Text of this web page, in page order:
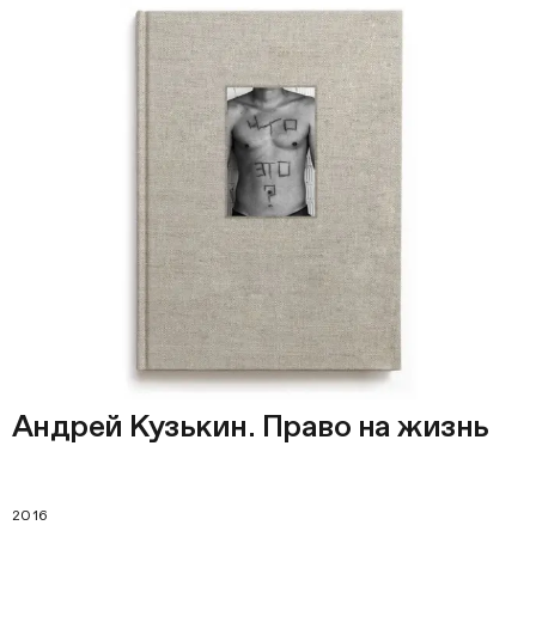
Андрей Кузькин. Право на жизнь
2016